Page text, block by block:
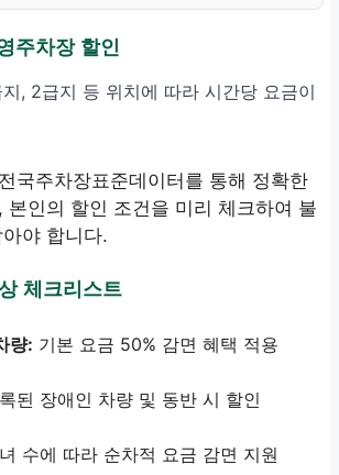
주차장 할인
, 2급지 등 위치에 따라 시간당 요금이
국주차장표준데이터를 통해 정확한
본인의 할인 조건을 미리 체크하여 불
야 합니다.
체크리스트
량: 기본 요금 50% 감면 혜택 적용
된 장애인 차량 및 동반 시 할인
수에 따라 순차적 요금 감면 지원